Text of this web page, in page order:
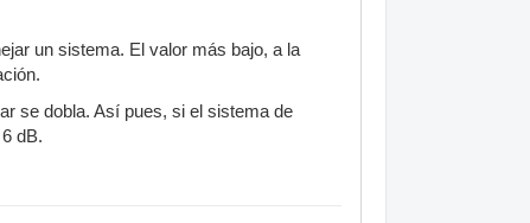
un sistema. El valor más bajo, a la
se dobla. Así pues, si el sistema de
dB.